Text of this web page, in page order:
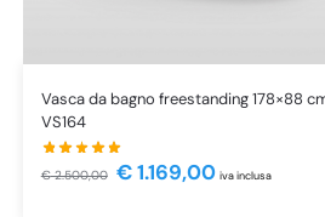
Vasca da bagno freestanding 178×88
VS164
€2.500,00 €1.169,00 iva inclusa